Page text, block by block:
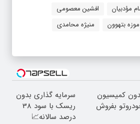
مؤدبیان
افشین معصومی
بتهوون
منیژه محامدی
کمیسیون
بفروش
سرمایه گذاری بدون
ریسک با سود 38
درصد سالانه📈